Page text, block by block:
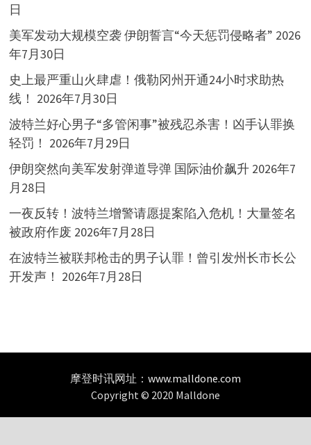
日
美军发动大规模空袭 伊朗誓言“今天惩罚侵略者” 2026
年7月30日
史上最严重山火肆虐！俄勒冈州开通24小时求助热
线！ 2026年7月30日
波特兰好心男子“多管闲事”被残忍杀害！凶手认罪换
轻罚！ 2026年7月29日
伊朗突然向美军发射弹道导弹 国际油价飙升 2026年7
月28日
一夜反转！波特兰增警请愿提案陷入危机！大量签名
被政府作废 2026年7月28日
在波特兰被联邦枪击的男子认罪！曾引发州长市长公
开发声！ 2026年7月28日
摩登时讯网址： www.malldone.com
Copyright © 2020 Malldone